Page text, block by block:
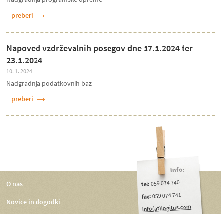
preberi
Napoved vzdrževalnih posegov dne 17.1.2024 ter
23.1.2024
10. 1. 2024
Nadgradnja podatkovnih baz
preberi
info:
tel:059 074 740
fax:059 074 741
info(at)logitus.com
O nas
Novice in dogodki